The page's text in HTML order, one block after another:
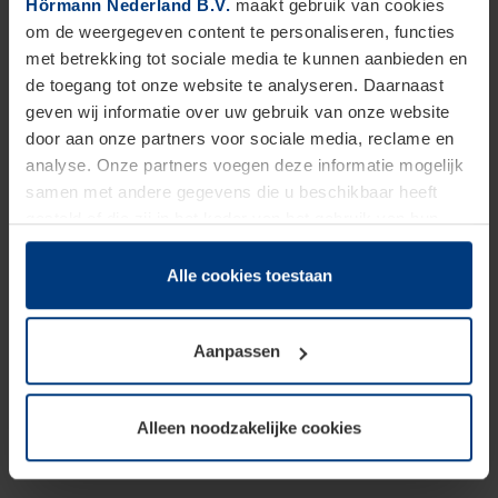
Hörmann Nederland B.V. maakt gebruik van cookies
om de weergegeven content te personaliseren, functies
met betrekking tot sociale media te kunnen aanbieden en
de toegang tot onze website te analyseren. Daarnaast
geven wij informatie over uw gebruik van onze website
door aan onze partners voor sociale media, reclame en
analyse. Onze partners voegen deze informatie mogelijk
samen met andere gegevens die u beschikbaar heeft
dienstverlening hebben verzameld.
Juridisch zijn wij gerechtigd om cookies op uw computer
onze pagina's absoluut noodzakelijk is. Voor alle andere
soorten cookies is uw toestemming vereist. Uw
toestemming kunt u op elk moment bij de uitleg van de
wijzigen of herroepen.
Alle cookies toestaan
Aanpassen
Alleen noodzakelijke cookies
op ons kantoor in Apeldoorn zit of actief bent in de
buitendienst: je maakt deel uit van een team dat
staat voor kwaliteit. Daar hoort natuurlijk een
aantrekkelijk arbeidsvoorwaardenpakket bij, met
een goede beloning en mooie secundaire extra's.